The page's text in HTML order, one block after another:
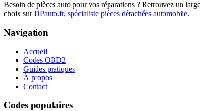
Besoin de pièces auto pour vos réparations ? Retrouvez un large
choix sur DPauto.fr, spécialiste pièces détachées automobile.
Navigation
Accueil
Codes OBD2
Guides pratiques
À propos
Contact
Codes populaires